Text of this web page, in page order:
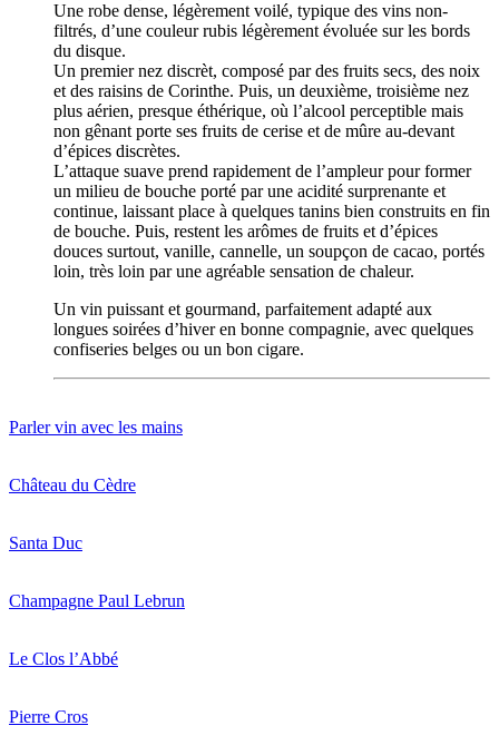
Une robe dense, légèrement voilé, typique des vins non-
filtrés, d’une couleur rubis légèrement évoluée sur les bords
du disque.
Un premier nez discrèt, composé par des fruits secs, des noix
et des raisins de Corinthe. Puis, un deuxième, troisième nez
plus aérien, presque éthérique, où l’alcool perceptible mais
non gênant porte ses fruits de cerise et de mûre au-devant
d’épices discrètes.
L’attaque suave prend rapidement de l’ampleur pour former
un milieu de bouche porté par une acidité surprenante et
continue, laissant place à quelques tanins bien construits en fin
de bouche. Puis, restent les arômes de fruits et d’épices
douces surtout, vanille, cannelle, un soupçon de cacao, portés
loin, très loin par une agréable sensation de chaleur.
Un vin puissant et gourmand, parfaitement adapté aux
longues soirées d’hiver en bonne compagnie, avec quelques
confiseries belges ou un bon cigare.
Parler vin avec les mains
Château du Cèdre
Santa Duc
Champagne Paul Lebrun
Le Clos l’Abbé
Pierre Cros